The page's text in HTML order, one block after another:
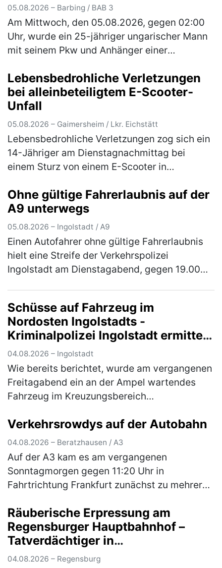
05.08.2026 – Barbing / BAB 3
Am Mittwoch, den 05.08.2026, gegen 02:00
Uhr, wurde ein 25-jähriger ungarischer Mann
mit seinem Pkw und Anhänger einer
unterzogen. Im Rahmen der Überprüfung
wur…(mehr)
Lebensbedrohliche Verletzungen
bei alleinbeteiligtem E-Scooter-
Unfall
05.08.2026 – Gaimersheim / Lkr. Eichstätt
Lebensbedrohliche Verletzungen zog sich ein
14-Jähriger am Dienstagnachmittag bei
einem Sturz von einem E-Scooter in
wohnhafte Jugendliche war, gegen 16.00 …
(mehr)
Ohne gültige Fahrerlaubnis auf der
A9 unterwegs
05.08.2026 – Ingolstadt / A9
Einen Autofahrer ohne gültige Fahrerlaubnis
hielt eine Streife der Verkehrspolizei
Ingolstadt am Dienstagabend, gegen 19.00
Schüsse auf Fahrzeug im
Nordosten Ingolstadts -
Kriminalpolizei Ingolstadt ermittelt
mit Hochdruck und wendet sich an
die Öffentlichkeit
04.08.2026 – Ingolstadt
Wie bereits berichtet, wurde am vergangenen
Freitagabend ein an der Ampel wartendes
Fahrzeug im Kreuzungsbereich
und dadurch an der linken hinteren
Fahrzeugse…(mehr)
Verkehrsrowdys auf der Autobahn
04.08.2026 – Beratzhausen / A3
Auf der A3 kam es am vergangenen
Sonntagmorgen gegen 11:20 Uhr in
Fahrtrichtung Frankfurt zunächst zu mehreren
aus Hessen stammende Pkw-Fahrer. Hierbei
überholt…(mehr)
Räuberische Erpressung am
Regensburger Hauptbahnhof –
Tatverdächtiger in
Untersuchungshaft
04.08.2026 – Regensburg